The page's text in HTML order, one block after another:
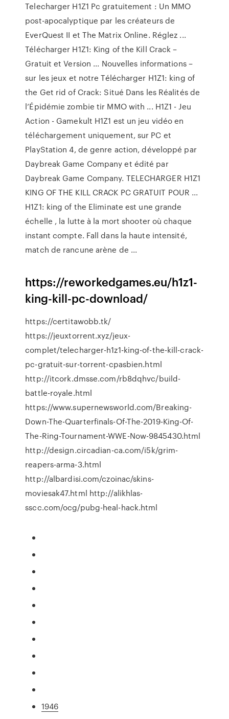
Telecharger H1Z1 Pc gratuitement : Un MMO
post-apocalyptique par les créateurs de
EverQuest II et The Matrix Online. Réglez ...
Télécharger H1Z1: King of the Kill Crack –
Gratuit et Version ... Nouvelles informations –
sur les jeux et notre Télécharger H1Z1: king of
the Get rid of Crack: Situé Dans les Réalités de
l’Épidémie zombie tir MMO with ... H1Z1 - Jeu
Action - Gamekult H1Z1 est un jeu vidéo en
téléchargement uniquement, sur PC et
PlayStation 4, de genre action, développé par
Daybreak Game Company et édité par
Daybreak Game Company. TELECHARGER H1Z1
KING OF THE KILL CRACK PC GRATUIT POUR ...
H1Z1: king of the Eliminate est une grande
échelle , la lutte à la mort shooter où chaque
instant compte. Fall dans la haute intensité,
match de rancune arène de ...
https://reworkedgames.eu/h1z1-
king-kill-pc-download/
https://certitawobb.tk/
https://jeuxtorrent.xyz/jeux-
complet/telecharger-h1z1-king-of-the-kill-crack-
pc-gratuit-sur-torrent-cpasbien.html
http://itcork.dmsse.com/rb8dqhvc/build-
battle-royale.html
https://www.supernewsworld.com/Breaking-
Down-The-Quarterfinals-Of-The-2019-King-Of-
The-Ring-Tournament-WWE-Now-9845430.html
http://design.circadian-ca.com/i5k/grim-
reapers-arma-3.html
http://albardisi.com/czoinac/skins-
moviesak47.html http://alikhlas-
sscc.com/ocg/pubg-heal-hack.html
1946